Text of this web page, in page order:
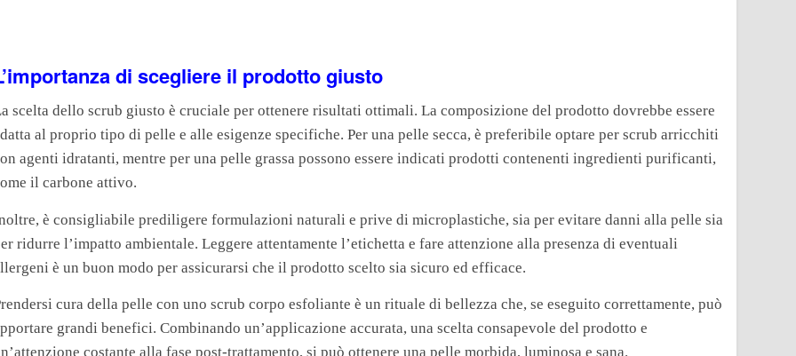
di scegliere il prodotto giusto
scelta dello scrub giusto è cruciale per ottenere risultati ottimali. La composizione del prodotto dovrebbe essere
al proprio tipo di pelle e alle esigenze specifiche. Per una pelle secca, è preferibile optare per scrub arricchiti
agenti idratanti, mentre per una pelle grassa possono essere indicati prodotti contenenti ingredienti purificanti,
il carbone attivo.
è consigliabile prediligere formulazioni naturali e prive di microplastiche, sia per evitare danni alla pelle sia
ridurre l’impatto ambientale. Leggere attentamente l’etichetta e fare attenzione alla presenza di eventuali
è un buon modo per assicurarsi che il prodotto scelto sia sicuro ed efficace.
cura della pelle con uno scrub corpo esfoliante è un rituale di bellezza che, se eseguito correttamente, può
grandi benefici. Combinando un’applicazione accurata, una scelta consapevole del prodotto e
costante alla fase post-trattamento, si può ottenere una pelle morbida, luminosa e sana.